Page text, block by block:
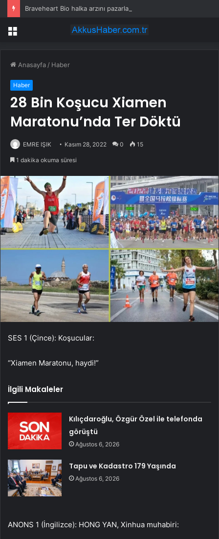
Menü
Anasayfa / Haber
Haber
28 Bin Koşucu Xiamen
Maratonu’nda Ter Döktü
EMRE IŞIK Kasım 28, 2022 0 15
1 dakika okuma süresi
SES 1 (Çince): Koşucular:
“Xiamen Maratonu, haydi!”
İlgili Makaleler
Kılıçdaroğlu, Özgür Özel ile telefonda
görüştü
Ağustos 6, 2026
Tapu ve Kadastro 179 Yaşında
Ağustos 6, 2026
ANONS 1 (İngilizce): HONG YAN, Xinhua muhabiri: